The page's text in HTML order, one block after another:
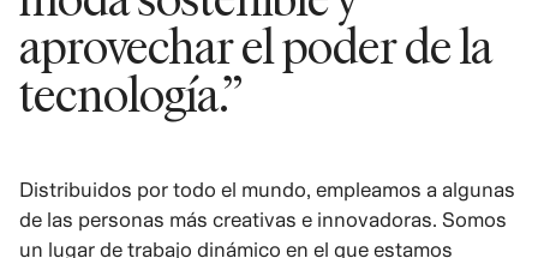
aprovechar el poder de la
tecnología.”
Distribuidos por todo el mundo, empleamos a algunas
de las personas más creativas e innovadoras. Somos
un lugar de trabajo dinámico en el que estamos